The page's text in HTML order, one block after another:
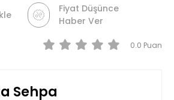
Fiyat Düşünce
Haber Ver
0.0
Sehpa